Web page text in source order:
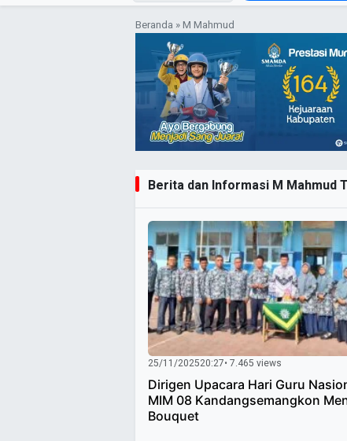
Beranda »M Mahmud
Berita dan Informasi M Mahmud
25/11/202520:27• 7.465 views
Dirigen Upacara Hari Guru
MIM 08 Kandangsemangkon
Bouquet